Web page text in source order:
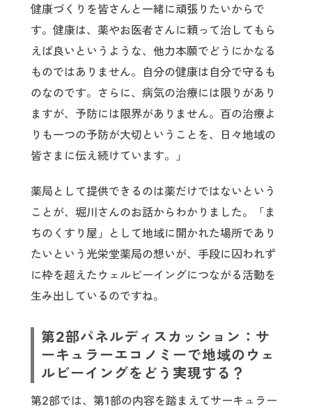
健康づくりを皆さんと一緒に頑張りたいからで
す。健康は、薬やお医者さんに頼って治してもら
えば良いというような、他力本願でどうにかなる
ものではありません。自分の健康は自分で守るも
のなのです。さらに、病気の治療には限りがあり
ますが、予防には限界がありません。百の治療よ
りも一つの予防が大切ということを、日々地域の
皆さまに伝え続けています。」
薬局として提供できるのは薬だけではないという
ことが、堀川さんのお話からわかりました。「ま
ちのくすり屋」として地域に開かれた場所であり
たいという光栄堂薬局の想いが、手段に囚われず
に枠を超えたウェルビーイングにつながる活動を
生み出しているのですね。
第2部パネルディスカッション：サ
ーキュラーエコノミーで地域のウェ
ルビーイングをどう実現する？
第2部では、第1部の内容を踏まえてサーキュラー